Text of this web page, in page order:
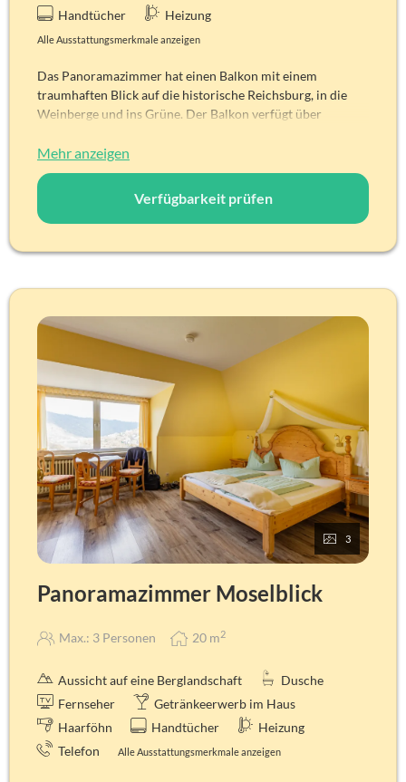
Handtücher
Heizung
Alle Ausstattungsmerkmale anzeigen
Das Panoramazimmer hat einen Balkon mit einem
traumhaften Blick auf die historische Reichsburg, in die
Weinberge und ins Grüne. Der Balkon verfügt über
Allergiker geeignet.
Zimmerdetails
Aussicht: Reichsburg, in die Weinberge und ins
Grüne
Kostenloses WLAN
Einrichtung aus Massivholz mit hellem Holzton, Fenster
zum Öffnen mit Rolläden, Telefon am Bett mit möglichem
Weckruf, Leselampen, Wandspiegel, LCD-Flachbild TV-26-
Zoll (Integriertes Radio) mit Satellitenempfang, digitale
Gästemappe, über WLAN mit eigenem Gerät
Badausstattung
Fenster, WC, Dusche, Waschbecken, Hotel-Föhn, Hair-&
Hodyshampoo, Kosmetiktücher, Hygienebag, Handtuch,
Duschtuch, Bademantel (auf Anfrage).
Je nach Zimmer kann die Ausstattung leicht abweichen!
Mehr anzeigen
Verfügbarkeit prüfen
3
Panoramazimmer Moselblick
Max.: 3 Personen 20 m2
Aussicht auf eine Berglandschaft
Dusche
Fernseher
Getränkeerwerb im Haus
Haarföhn
Handtücher
Heizung
Telefon
Alle Ausstattungsmerkmale anzeigen